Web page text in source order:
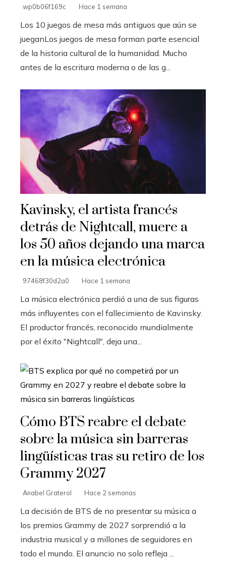
wp0b06f169c Hace 1 semana
Los 10 juegos de mesa más antiguos que aún se
jueganLos juegos de mesa forman parte esencial
de la historia cultural de la humanidad. Mucho
antes de la escritura moderna o de las g...
Kavinsky, el artista francés
detrás de Nightcall, muere a
los 50 años dejando una marca
en la música electrónica
97468f30d2a0 Hace 1 semana
La música electrónica perdió a una de sus figuras
más influyentes con el fallecimiento de Kavinsky.
El productor francés, reconocido mundialmente
por el éxito "Nightcall", deja una...
Cómo BTS reabre el debate
sobre la música sin barreras
lingüísticas tras su retiro de los
Grammy 2027
Anabel Graterol Hace 2 semanas
La decisión de BTS de no presentar su música a
los premios Grammy de 2027 sorprendió a la
industria musical y a millones de seguidores en
todo el mundo. El anuncio no solo refleja ...